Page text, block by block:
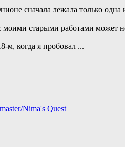
сначала лежала только
старыми работами может не
м, когда я пробовал ...
Nima's Quest